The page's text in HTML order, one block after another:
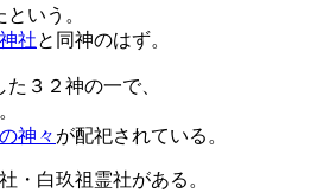
いう。
社と同神のはず。
３２神の一で、
神々 が配祀されている。
・白玖祖霊社がある。